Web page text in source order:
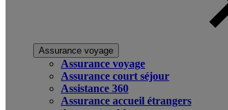
Assurance voyage
Assurance voyage
Assurance court séjour
Assistance 360
Assurance accueil étrangers